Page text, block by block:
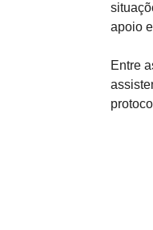
apoio
Entre